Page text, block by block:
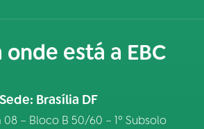
onde está a EBC
Sede: Brasília DF
08 – Bloco B 50/60 – 1º Subsolo